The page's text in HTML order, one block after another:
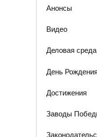
Анонсы
Видео
Деловая среда
День Рождения
Достижения
Заводы